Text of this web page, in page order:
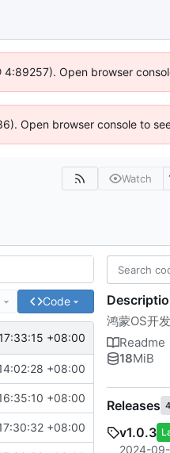
Open browser
Open browser console to
Watch
Code
+08:00
+08:00
+08:00
+08:00
鸿蒙OS开
Readme
18MiB
Releases 4
v1.0.3
2024-